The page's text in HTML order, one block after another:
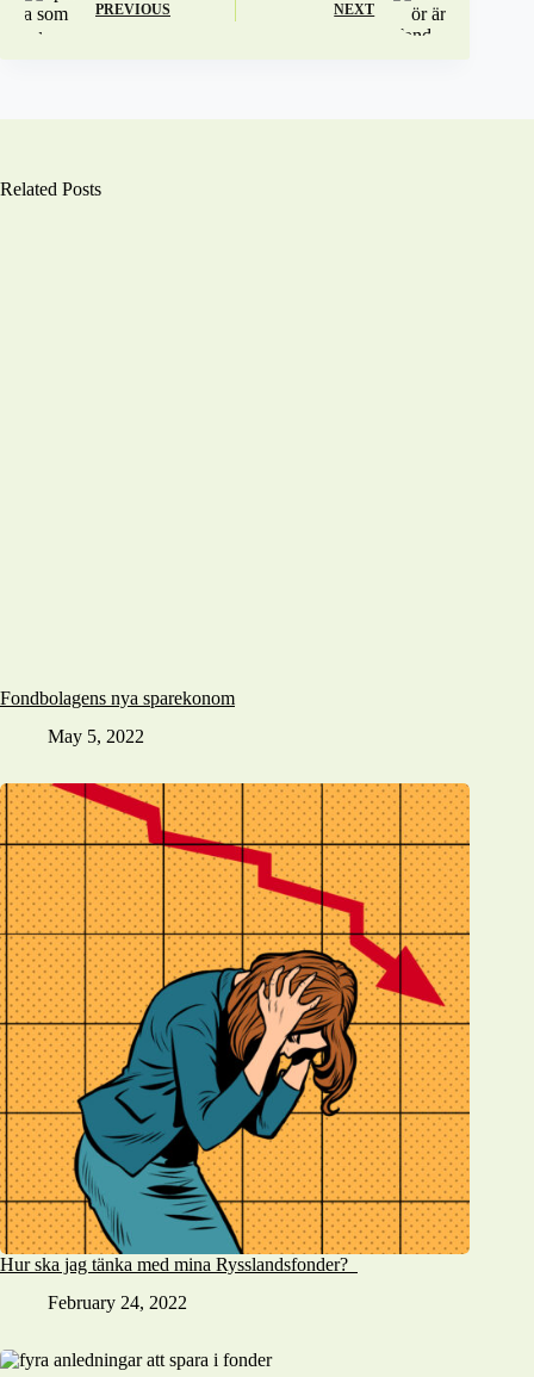
PREVIOUS NEXT
Related Posts
Fondbolagens nya sparekonom
May 5, 2022
Hur ska jag tänka med mina Rysslandsfonder?
February 24, 2022